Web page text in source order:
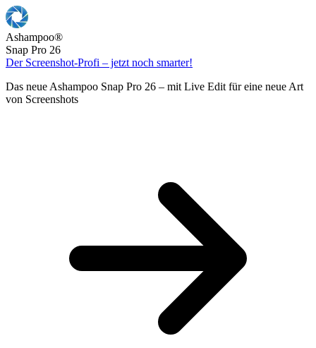
Ashampoo®
Snap Pro 26
Der Screenshot-Profi – jetzt noch smarter!
Das neue Ashampoo Snap Pro 26 – mit Live Edit für eine neue Art
von Screenshots